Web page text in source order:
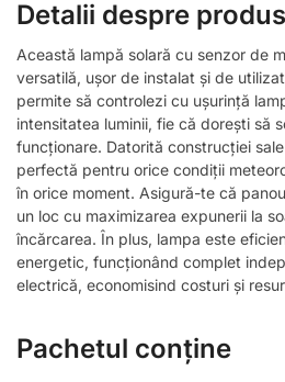
Detalii despre produs
Această lampă solară cu senzor de
versatilă, ușor de instalat și de
permite să controlezi cu ușurință
intensitatea luminii, fie că dorești să
funcționare. Datorită construcției
perfectă pentru orice condiții
în orice moment. Asigură-te că
un loc cu maximizarea expunerii la
încărcarea. În plus, lampa este
energetic, funcționând complet
electrică, economisind costuri și
Pachetul conține